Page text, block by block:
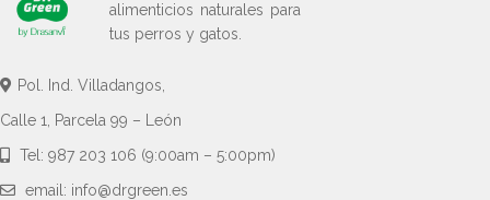
alimenticios naturales para
tus perros y gatos.
Pol. Ind. Villadangos,
Calle 1, Parcela 99 – León
Tel: 987 203 106 (9:00am – 5:00pm)
email: info@drgreen.es